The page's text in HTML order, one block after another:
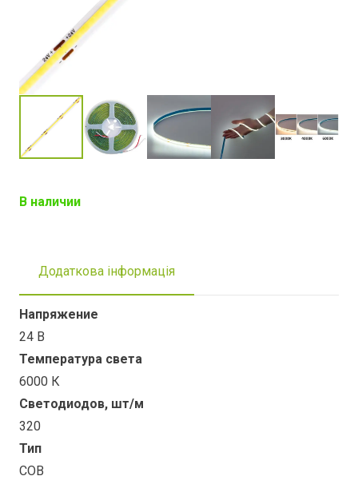
В наличии
Додаткова інформація
Напряжение
24 В
Температура света
6000 К
Светодиодов, шт/м
320
Тип
COB